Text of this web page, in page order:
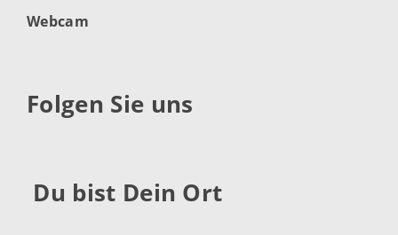
Webcam
Folgen Sie uns
Du bist Dein Ort